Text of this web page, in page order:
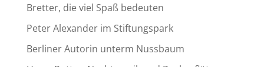
Bretter, die viel Spaß bedeuten
Peter Alexander im Stiftungspark
Berliner Autorin unterm Nussbaum